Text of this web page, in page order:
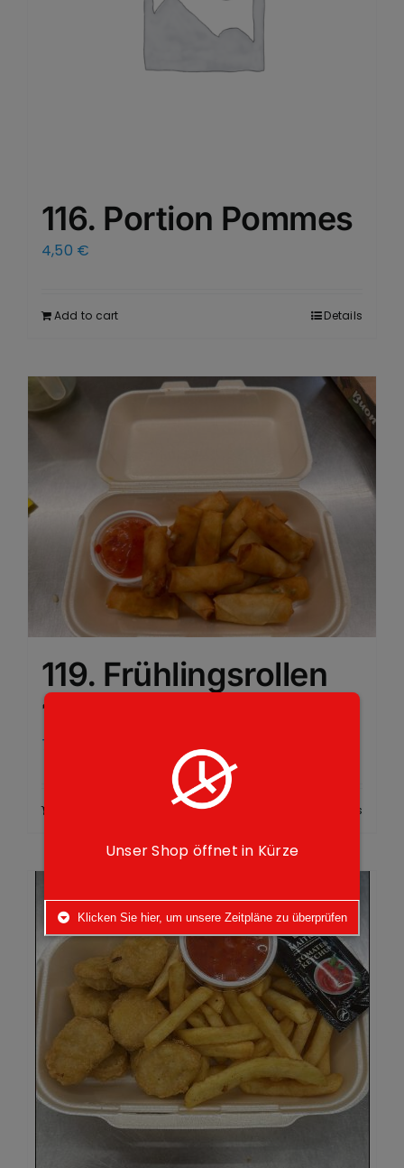
116. Portion Pommes
4,50 €
Add to cart Details
119. Frühlingsrollen
15 Stk
7,50
Details
Unser Shop öffnet in Kürze
Klicken Sie hier, um unsere Zeitpläne zu überprüfen